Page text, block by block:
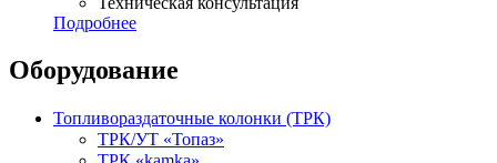
Подробнее
Оборудование
Топливораздаточные колонки (ТРК)
ТРК/УТ «Топаз»